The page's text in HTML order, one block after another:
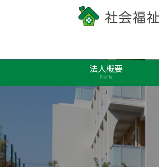
法人概要
Profile